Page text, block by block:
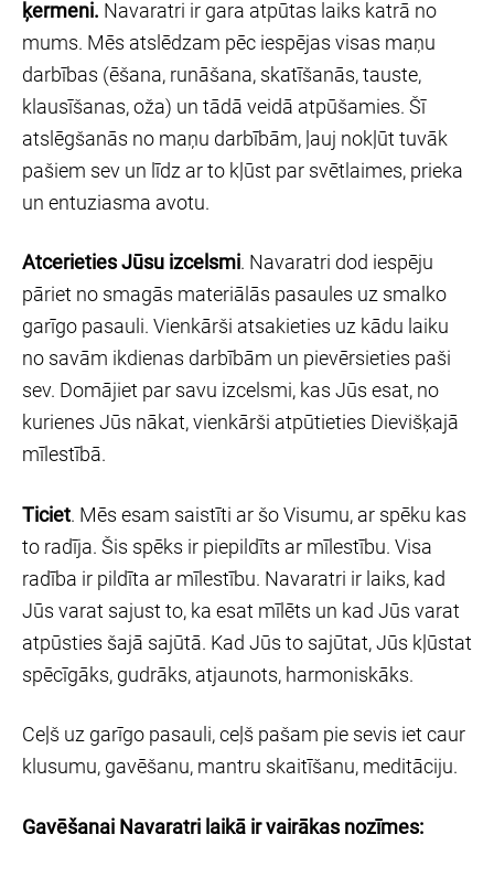
ķermeni. Navaratri ir gara atpūtas laiks katrā no
mums. Mēs atslēdzam pēc iespējas visas maņu
darbības (ēšana, runāšana, skatīšanās, tauste,
klausīšanas, oža) un tādā veidā atpūšamies. Šī
atslēgšanās no maņu darbībām, ļauj nokļūt tuvāk
pašiem sev un līdz ar to kļūst par svētlaimes, prieka
un entuziasma avotu.
Atcerieties Jūsu izcelsmi. Navaratri dod iespēju
pāriet no smagās materiālās pasaules uz smalko
garīgo pasauli. Vienkārši atsakieties uz kādu laiku
no savām ikdienas darbībām un pievērsieties paši
sev. Domājiet par savu izcelsmi, kas Jūs esat, no
kurienes Jūs nākat, vienkārši atpūtieties Dievišķajā
mīlestībā.
Ticiet. Mēs esam saistīti ar šo Visumu, ar spēku kas
to radīja. Šis spēks ir piepildīts ar mīlestību. Visa
radība ir pildīta ar mīlestību. Navaratri ir laiks, kad
Jūs varat sajust to, ka esat mīlēts un kad Jūs varat
atpūsties šajā sajūtā. Kad Jūs to sajūtat, Jūs kļūstat
spēcīgāks, gudrāks, atjaunots, harmoniskāks.
Ceļš uz garīgo pasauli, ceļš pašam pie sevis iet caur
klusumu, gavēšanu, mantru skaitīšanu, meditāciju.
Gavēšanai Navaratri laikā ir vairākas nozīmes: